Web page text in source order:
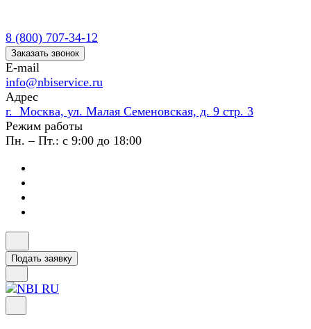
8 (800) 707-34-12
Заказать звонок
E-mail
info@nbiservice.ru
Адрес
г. Москва, ул. Малая Семеновская, д. 9 стр. 3
Режим работы
Пн. – Пт.: с 9:00 до 18:00
Подать заявку